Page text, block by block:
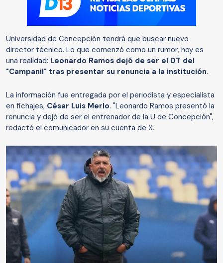
Universidad de Concepción tendrá que buscar nuevo
director técnico. Lo que comenzó como un rumor, hoy es
una realidad: Leonardo Ramos dejó de ser el DT del
"Campanil" tras presentar su renuncia a la institución.
La información fue entregada por el periodista y especialista
en fichajes, César Luis Merlo. "Leonardo Ramos presentó la
renuncia y dejó de ser el entrenador de la U de Concepción",
redactó el comunicador en su cuenta de X.